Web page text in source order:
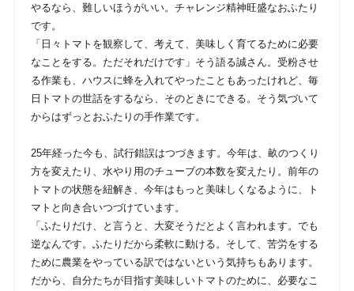
やるなら、難しいほうがいい。チャレンジ精神旺盛なおふたり
です。
「日々トマトを観察して、考えて、美味しく育てるために必要
なことをする。ただそれだけです」そう語る誠さん。受粉させ
る作業も、ハウスに蜂を入れてやったこともあったけれど、毎
日トマトの世話をするなら、そのときにできる。そう気づいて
からはずっとおふたりの手作業です。
25年経った今も、試行錯誤はつづきます。今年は、畝のつくり
方を変えたり、水やり用のチューブの本数を変えたり。前年の
トマトの状態を紐解き、今年はもっと美味しくなるように、ト
マトと向き合いつづけています。
「ふたりだけ、と言うと、大変そうだとよく言われます。でも
逆なんです。ふたりだから柔軟に動ける。そして、苦労をする
ために農業をやっている訳ではないという気持ちもあります。
だから、自分たちが目指す美味しいトマトのために、必要なこ